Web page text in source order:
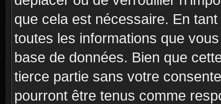
que cela est nécessaire. En
toutes les informations que
base de données. Bien que
tierce partie sans votre
pourront être tenus comme